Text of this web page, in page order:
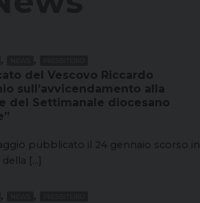
, ,
del Vescovo Riccardo
sull’avvicendamento alla
del Settimanale diocesano
pubblicato il 24 gennaio scorso in
[...]
, ,